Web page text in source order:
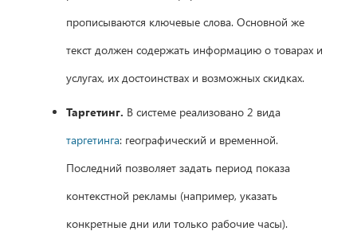
прописываются ключевые слова. Основной же
текст должен содержать информацию о товарах и
услугах, их достоинствах и возможных скидках.
Таргетинг. В системе реализовано 2 вида
таргетинга: географический и временной.
Последний позволяет задать период показа
контекстной рекламы (например, указать
конкретные дни или только рабочие часы).